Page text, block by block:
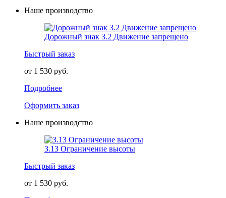
Наше производство
Дорожный знак 3.2 Движение запрещено
Быстрый заказ
от 1 530 руб.
Подробнее
Оформить заказ
Наше производство
3.13 Ограничение высоты
Быстрый заказ
от 1 530 руб.